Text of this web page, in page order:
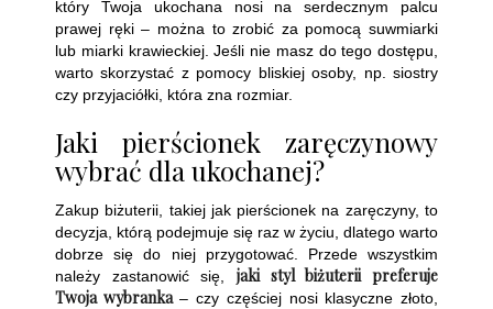
który Twoja ukochana nosi na serdecznym palcu
prawej ręki – można to zrobić za pomocą suwmiarki
lub miarki krawieckiej. Jeśli nie masz do tego dostępu,
warto skorzystać z pomocy bliskiej osoby, np. siostry
czy przyjaciółki, która zna rozmiar.
Jaki pierścionek zaręczynowy
wybrać dla ukochanej?
Zakup biżuterii, takiej jak pierścionek na zaręczyny, to
decyzja, którą podejmuje się raz w życiu, dlatego warto
dobrze się do niej przygotować. Przede wszystkim
należy zastanowić się, jaki styl biżuterii preferuje
Twoja wybranka– czy częściej nosi klasyczne złoto,